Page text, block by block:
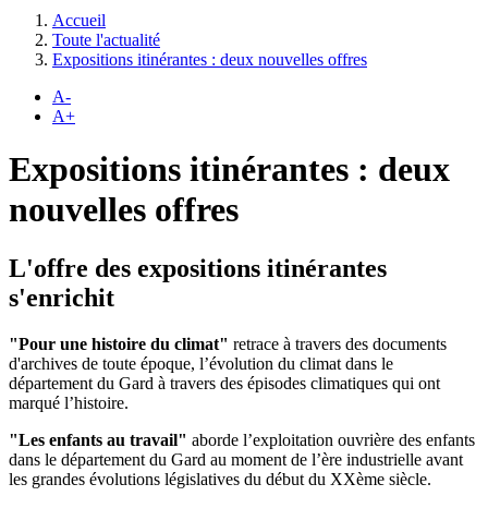
Accueil
Toute l'actualité
Expositions itinérantes : deux nouvelles offres
A-
A+
Expositions itinérantes : deux
nouvelles offres
L'offre des expositions itinérantes
s'enrichit
"Pour une histoire du climat" retrace à travers des documents
d'archives de toute époque, l’évolution du climat dans le
département du Gard à travers des épisodes climatiques qui ont
marqué l’histoire.
"Les enfants au travail" aborde l’exploitation ouvrière des enfants
dans le département du Gard au moment de l’ère industrielle avant
les grandes évolutions législatives du début du XXème siècle.